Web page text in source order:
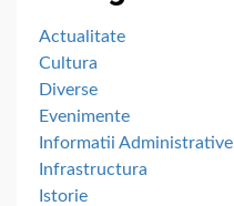
Actualitate
Cultura
Diverse
Evenimente
Informatii Administrative
Infrastructura
Istorie